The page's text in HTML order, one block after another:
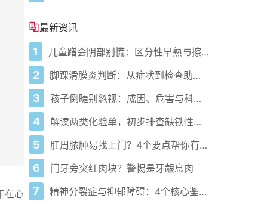
在心
最新资讯
1 儿童蹭会阴部别慌：区分性早熟与擦腿综合征
2 脚踝滑膜炎判断：从症状到检查助早诊
3 孩子倒睫别忽视：成因、危害与科学应对
4 解读两类化验单，初步排查缺铁性贫血
5 肛周脓肿易找上门？4个要点帮你有效预防
6 门牙旁突红肉块？警惕是牙龈息肉
7 精神分裂症与抑郁障碍：4个核心鉴别要点